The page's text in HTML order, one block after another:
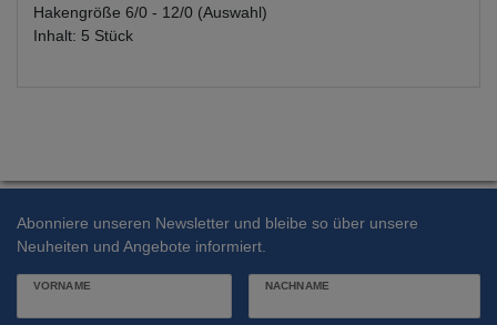
Hakengröße 6/0 - 12/0 (Auswahl)
Inhalt: 5 Stück
Abonniere unseren Newsletter und bleibe so über unsere
Neuheiten und Angebote informiert.
VORNAME NACHNAME